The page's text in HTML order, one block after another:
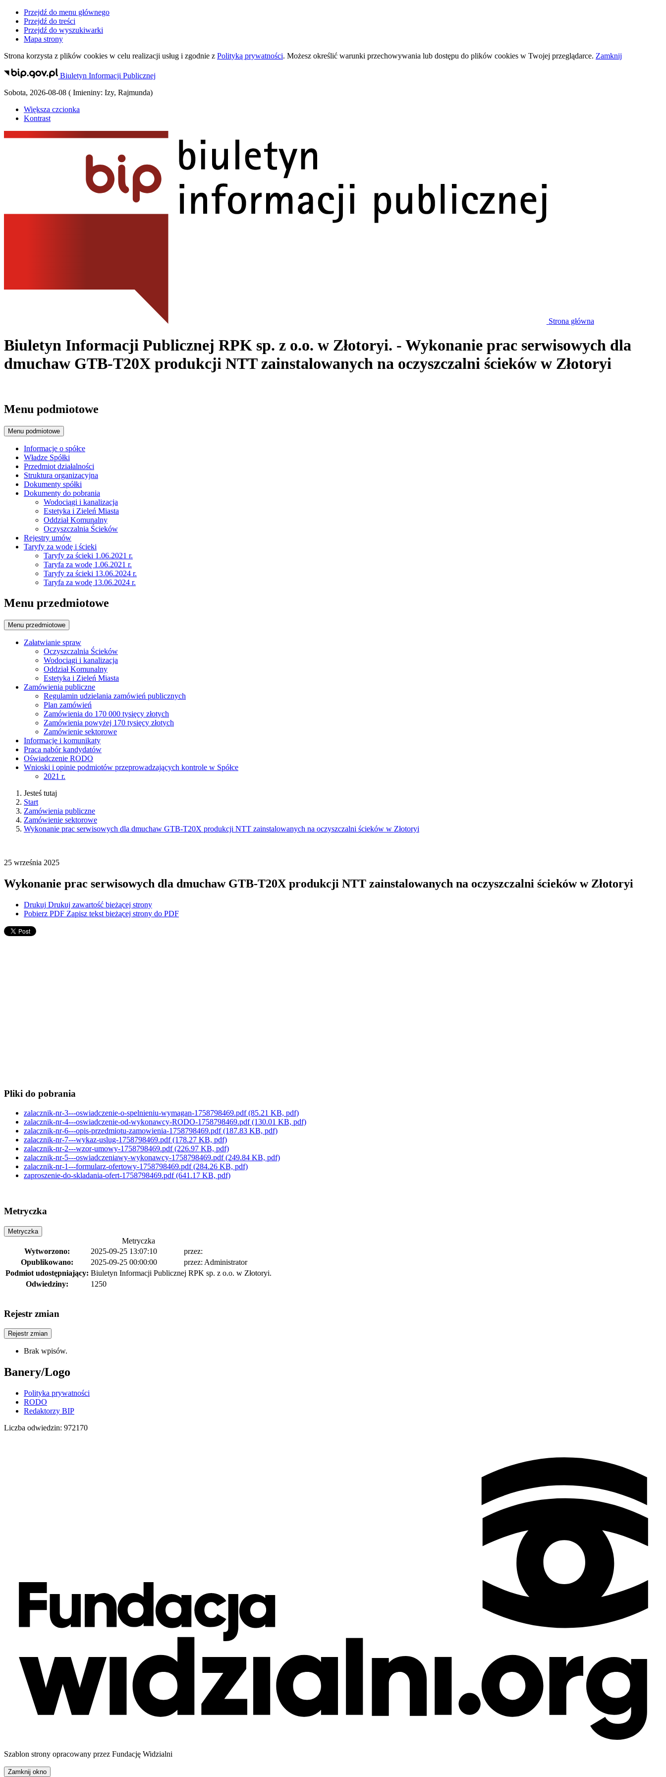
Przejdź do menu głównego
Przejdź do treści
Przejdź do wyszukiwarki
Mapa strony
Strona korzysta z plików cookies w celu realizacji usług i zgodnie z Polityką prywatności. Możesz określić warunki przechowywania lub dostępu do plików cookies w Twojej przeglądarce. Zamknij
Biuletyn Informacji Publicznej
Sobota, 2026-08-08 ( Imieniny: Izy, Rajmunda)
Większa czcionka
Kontrast
Strona główna
Biuletyn Informacji Publicznej RPK sp. z o.o. w Złotoryi. - Wykonanie prac serwisowych dla
dmuchaw GTB-T20X produkcji NTT zainstalowanych na oczyszczalni ścieków w Złotoryi
Menu podmiotowe
Menu podmiotowe
Informacje o spółce
Władze Spółki
Przedmiot działalności
Struktura organizacyjna
Dokumenty spółki
Dokumenty do pobrania
Wodociągi i kanalizacja
Estetyka i Zieleń Miasta
Oddział Komunalny
Oczyszczalnia Ścieków
Rejestry umów
Taryfy za wodę i ścieki
Taryfy za ścieki 1.06.2021 r.
Taryfa za wodę 1.06.2021 r.
Taryfy za ścieki 13.06.2024 r.
Taryfa za wodę 13.06.2024 r.
Menu przedmiotowe
Menu przedmiotowe
Załatwianie spraw
Oczyszczalnia Ścieków
Wodociągi i kanalizacja
Oddział Komunalny
Estetyka i Zieleń Miasta
Zamówienia publiczne
Regulamin udzielania zamówień publicznych
Plan zamówień
Zamówienia do 170 000 tysięcy złotych
Zamówienia powyżej 170 tysięcy złotych
Zamówienie sektorowe
Informacje i komunikaty
Praca nabór kandydatów
Oświadczenie RODO
Wnioski i opinie podmiotów przeprowadzających kontrole w Spółce
2021 r.
Jesteś tutaj
Start
Zamówienia publiczne
Zamówienie sektorowe
Wykonanie prac serwisowych dla dmuchaw GTB-T20X produkcji NTT zainstalowanych na oczyszczalni ścieków w Złotoryi
25 września 2025
Wykonanie prac serwisowych dla dmuchaw GTB-T20X produkcji NTT zainstalowanych na oczyszczalni ścieków w Złotoryi
Drukuj Drukuj zawartość bieżącej strony
Pobierz PDF Zapisz tekst bieżącej strony do PDF
Pliki do pobrania
zalacznik-nr-3---oswiadczenie-o-spelnieniu-wymagan-1758798469.pdf(85.21 KB, pdf)
zalacznik-nr-4---oswiadczenie-od-wykonawcy-RODO-1758798469.pdf(130.01 KB, pdf)
zalacznik-nr-6---opis-przedmiotu-zamowienia-1758798469.pdf(187.83 KB, pdf)
zalacznik-nr-7---wykaz-uslug-1758798469.pdf(178.27 KB, pdf)
zalacznik-nr-2---wzor-umowy-1758798469.pdf(226.97 KB, pdf)
zalacznik-nr-5---oswiadczeniawy-wykonawcy-1758798469.pdf(249.84 KB, pdf)
zalacznik-nr-1---formularz-ofertowy-1758798469.pdf(284.26 KB, pdf)
zaproszenie-do-skladania-ofert-1758798469.pdf(641.17 KB, pdf)
Metryczka
Metryczka
Metryczka
Wytworzono:
2025-09-25 13:07:10
przez:
Opublikowano:
2025-09-25 00:00:00 przez: Administrator
Podmiot udostępniający: Biuletyn Informacji Publicznej RPK sp. z o.o. w Złotoryi.
Odwiedziny:
1250
Rejestr zmian
Rejestr zmian
Brak wpisów.
Banery/Logo
Polityka prywatności
RODO
Redaktorzy BIP
Liczba odwiedzin: 972170
Szablon strony opracowany przez Fundację Widzialni
Zamknij okno